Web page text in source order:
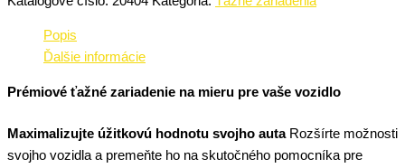
Popis
Ďalšie informácie
Prémiové ťažné zariadenie na mieru pre vaše vozidlo
Maximalizujte úžitkovú hodnotu svojho autaRozšírte možnosti
svojho vozidla a premeňte ho na skutočného pomocníka pre